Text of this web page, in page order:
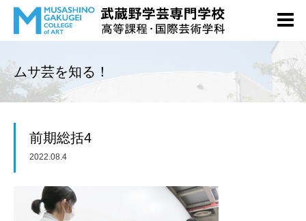
ムサ芸を知る！
前期総括4
2022.08.4